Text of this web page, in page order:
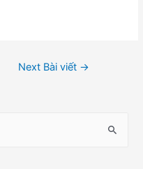
Next Bài viết →